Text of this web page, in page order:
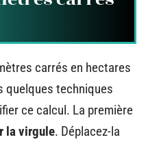
carrés en hectares
quelques techniques
ce calcul. La première
la virgule. Déplacez-la